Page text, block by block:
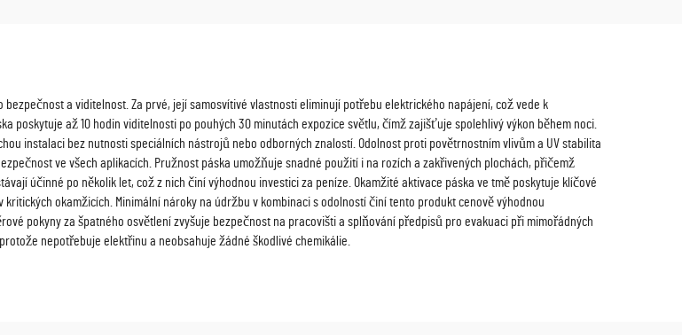
a viditelnost. Za prvé, její samosvítivé vlastnosti eliminují potřebu elektrického napájení, což vede k
poskytuje až 10 hodin viditelnosti po pouhých 30 minutách expozice světlu, čímž zajišťuje spolehlivý výkon během noci.
instalaci bez nutnosti speciálních nástrojů nebo odborných znalostí. Odolnost proti povětrnostním vlivům a UV stabilita
ve všech aplikacích. Pružnost páska umožňuje snadné použití i na rozích a zakřivených plochách, přičemž
účinné po několik let, což z nich činí výhodnou investici za peníze. Okamžité aktivace páska ve tmě poskytuje klíčové
okamžicích. Minimální nároky na údržbu v kombinaci s odolností činí tento produkt cenově výhodnou
pokyny za špatného osvětlení zvyšuje bezpečnost na pracovišti a splňování předpisů pro evakuaci při mimořádných
nepotřebuje elektřinu a neobsahuje žádné škodlivé chemikálie.